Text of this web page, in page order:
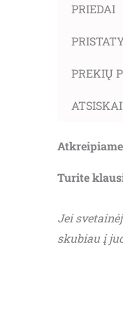
PRIEDAI
PREKIŲ
Turite
Jei
skubiau į